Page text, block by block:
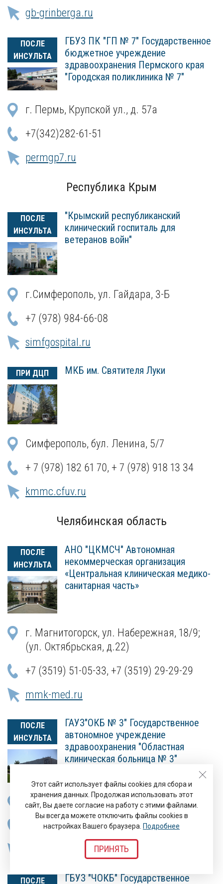
gb-grinberga.ru
ПОСЛЕ
ИНСУЛЬТА
ГБУЗ ПК "ГП № 7" Государственное
бюджетное учреждение
здравоохранения Пермского края
"Городская поликлиника № 7"
г. Пермь, Крупской ул., д. 57а
+7(342)282-61-51
permgp7.ru
Республика Крым
ПОСЛЕ
ИНСУЛЬТА
"Крымский республиканский
клинический госпиталь для
ветеранов войн"
г.Симферополь, ул. Гайдара, 3-Б
+7 (978) 984-66-08
simfgospital.ru
ПРИ ДЦП МКБ им. Святителя Луки
Симферополь, бул. Ленина, 5/7
+ 7 (978) 182 61 70, + 7 (978) 918 13 34
kmmc.cfuv.ru
Челябинская область
ПОСЛЕ
ИНСУЛЬТА
АНО "ЦКМСЧ" Автономная
некоммерческая организация
«Центральная клиническая медико-
санитарная часть»
г. Магнитогорск, ул. Набережная, 18/9;
(ул. Октябрьская, д.22)
+7 (3519) 51-05-33, +7 (3519) 29-29-29
mmk-med.ru
ПОСЛЕ
ИНСУЛЬТА
ГАУЗ"ОКБ № 3" Государственное
автономное учреждение
здравоохранения "Областная
клиническая больница № 3"
г.Челябинск, пр-кт Победы, д.287
+7 (351) 239-29-18,+7 (351) 741-82-43
www.okb3-74.ru
ПОСЛЕ ГБУЗ "ЧОКБ" Государственное
Этот сайт использует файлы cookies для сбора и
хранения данных. Продолжая использовать этот
сайт, Вы даете согласие на работу с этими файлами.
Вы всегда можете отключить файлы cookies в
настройках Вашего браузера. Подробнее
ПРИНЯТЬ